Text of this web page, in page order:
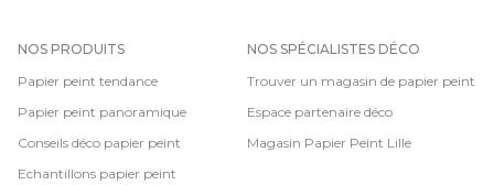
NOS PRODUITS
Papier peint tendance
Papier peint panoramique
Conseils déco papier peint
Echantillons papier peint
NOS SPÉCIALISTES DÉCO
Trouver un magasin de papier peint
Espace partenaire déco
Magasin Papier Peint Lille